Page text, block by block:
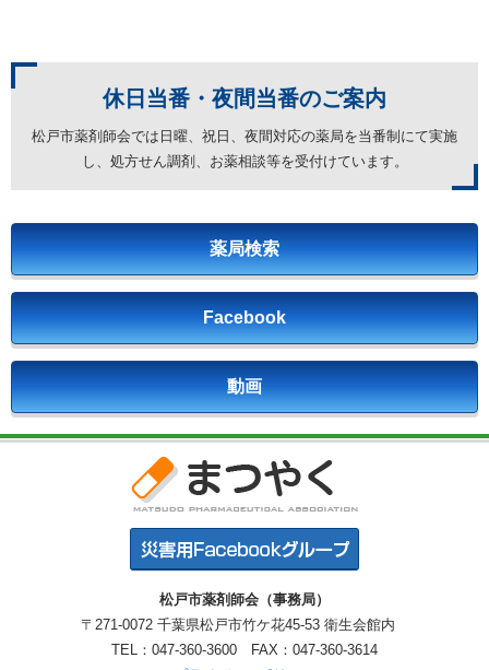
休日当番・夜間当番のご案内
松戸市薬剤師会では日曜、祝日、夜間対応の薬局を当番制にて実施
し、処方せん調剤、お薬相談等を受付けています。
薬局検索
Facebook
動画
松戸市薬剤師会（事務局）
〒271-0072 千葉県松戸市竹ケ花45-53 衛生会館内
TEL：047-360-3600 FAX：047-360-3614